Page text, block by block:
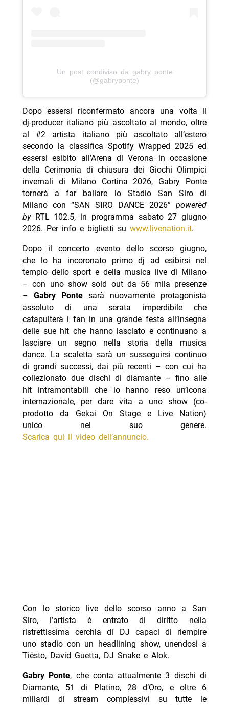
Un post condiviso da gabry ponte
(@gabryponte)
Dopo essersi riconfermato ancora una volta il
dj-producer italiano più ascoltato al mondo, oltre
al #2 artista italiano più ascoltato all’estero
secondo la classifica Spotify Wrapped 2025 ed
essersi esibito all’Arena di Verona in occasione
della Cerimonia di chiusura dei Giochi Olimpici
invernali di Milano Cortina 2026, Gabry Ponte
tornerà a far ballare lo Stadio San Siro di
Milano con “SAN SIRO DANCE 2026”powered
by RTL 102.5, in programma sabato 27 giugno
2026. Per info e biglietti su www.livenation.it.
Dopo il concerto evento dello scorso giugno,
che lo ha incoronato primo dj ad esibirsi nel
tempio dello sport e della musica live di Milano
– con uno show sold out da 56 mila presenze
– Gabry Pontesarà nuovamente protagonista
assoluto di una serata imperdibile che
catapulterà i fan in una grande festa all’insegna
delle sue hit che hanno lasciato e continuano a
lasciare un segno nella storia della musica
dance. La scaletta sarà un susseguirsi continuo
di grandi successi, dai più recenti – con cui ha
collezionato due dischi di diamante – fino alle
hit intramontabili che lo hanno reso un’icona
internazionale, per dare vita a uno show (co-
prodotto da Gekai On Stage e Live Nation)
unico nel suo genere.
Scarica qui il video dell’annuncio.
Con lo storico live dello scorso anno a San
Siro, l’artista è entrato di diritto nella
ristrettissima cerchia di DJ capaci di riempire
uno stadio con un headlining show, unendosi a
Tiësto, David Guetta, DJ Snake e Alok.
Gabry Ponte, che conta attualmente 3 dischi di
Diamante, 51 di Platino, 28 d’Oro, e oltre 6
miliardi di stream complessivi su tutte le